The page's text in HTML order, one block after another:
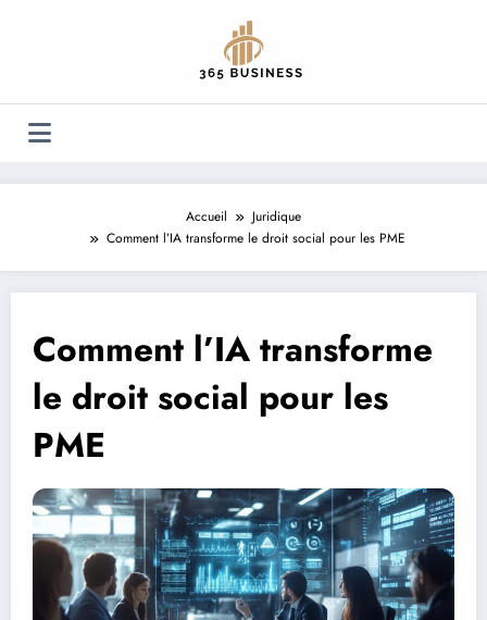
Accueil
Juridique
Comment l’IA transforme le droit social pour les PME
Comment l’IA transforme
le droit social pour les
PME